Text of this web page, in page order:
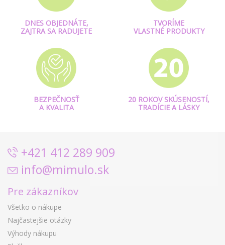
DNES OBJEDNÁTE,
ZAJTRA SA RADUJETE
TVORÍME
VLASTNÉ PRODUKTY
BEZPEČNOSŤ
A KVALITA
20 ROKOV SKÚSENOSTÍ,
TRADÍCIE A LÁSKY
+421 412 289 909
info@mimulo.sk
Pre zákazníkov
Všetko o nákupe
Najčastejšie otázky
Výhody nákupu